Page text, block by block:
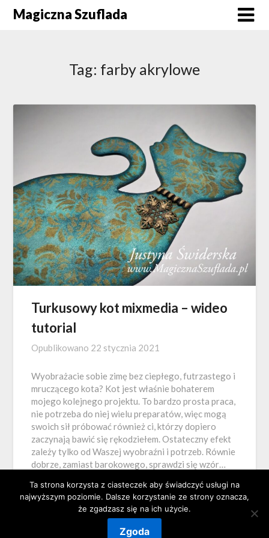
SkipMagiczna Szuflada
Tag: farby akrylowe
Turkusowy kot mixmedia – wideo
tutorial
Opublikowano 22 stycznia 2021
Wyobrażacie sobie zimę bez ciepłego, futrzastego i
mruczącego kota? Kot jest właśnie bohaterem
mojego kolejnego projektu. To bardzo prosta praca,
nie potrzeba do niej wielu preparatów, więc mogą
swoich sił próbować również ci, którzy dopiero
zaczynają bawić się rękodziełem. Ostateczny efekt
zależy tylko od Waszej wyobraźni i potrzeb. Równie
dobrze, zamiast barokowego, sprawdzi się wzór…
Ta strona korzysta z ciasteczek aby świadczyć usługi na
najwyższym poziomie. Dalsze korzystanie ze strony oznacza,
że zgadzasz się na ich użycie.
Zgoda